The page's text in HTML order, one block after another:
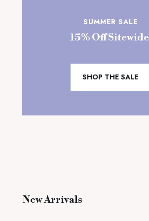
SUMMER SALE
15% Off Sitewide
SHOP THE SALE
New Arrivals